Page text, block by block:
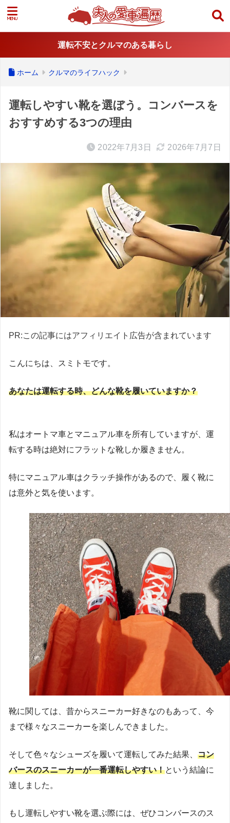
運転不安とクルマのある暮らし
ホーム クルマのライフハック
運転しやすい靴を選ぼう。コンバースを
おすすめする3つの理由
2022年7月3日 2026年7月7日
PR:この記事にはアフィリエイト広告が含まれています
こんにちは、スミトモです。
あなたは運転する時、どんな靴を履いていますか？
私はオートマ車とマニュアル車を所有していますが、運
転する時は絶対にフラットな靴しか履きません。
特にマニュアル車はクラッチ操作があるので、履く靴に
は意外と気を使います。
靴に関しては、昔からスニーカー好きなのもあって、今
まで様々なスニーカーを楽しんできました。
そして色々なシューズを履いて運転してみた結果、 コン
バースのスニーカーが一番運転しやすい！という結論に
達しました。
もし運転しやすい靴を選ぶ際には、ぜひコンバースのス